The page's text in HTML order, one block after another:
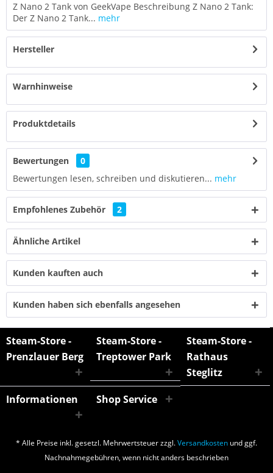
Z Nano 2 Tank von GeekVape Beschreibung Z Nano 2 Tank:
Der Z Nano 2 Tank... mehr
Hersteller
Warnhinweise
Produktdetails
Bewertungen
0
Bewertungen lesen, schreiben und diskutieren... mehr
Empfohlenes Zubehör 2
Ähnliche Artikel
Kunden kauften auch
Kunden haben sich ebenfalls angesehen
Steam-Store -
Prenzlauer Berg
Steam-Store -
Treptower Park
Steam-Store -
Rathaus
Steglitz
Informationen
Shop Service
* Alle Preise inkl. gesetzl. Mehrwertsteuer zzgl.Versandkosten und ggf.
Nachnahmegebühren, wenn nicht anders beschrieben